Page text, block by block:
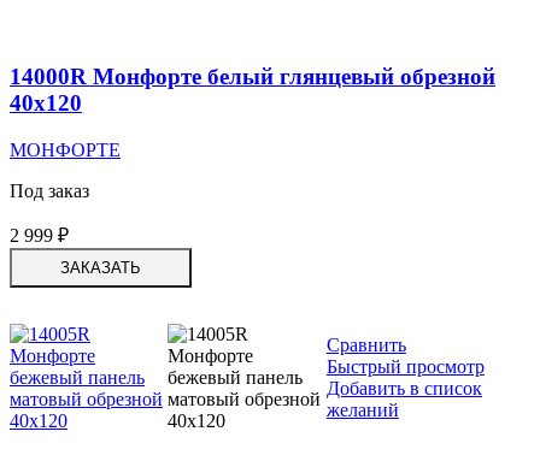
14000R Монфорте белый глянцевый обрезной
40х120
МОНФОРТЕ
Под заказ
2 999 ₽
ЗАКАЗАТЬ
Сравнить
Быстрый просмотр
Добавить в список
желаний